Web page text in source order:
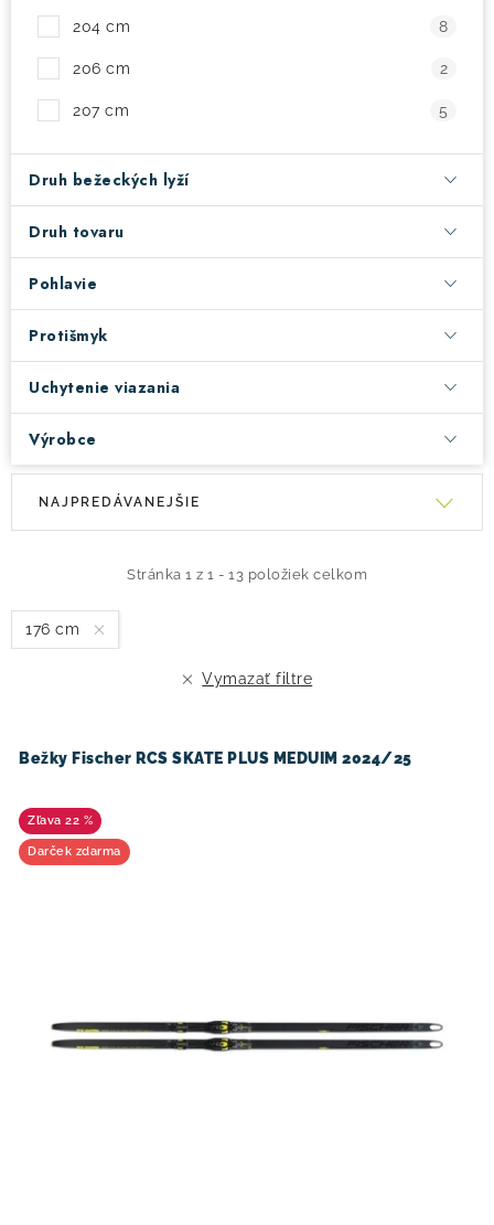
204 cm 8
206 cm 2
207 cm 5
Druh bežeckých lyží
Druh tovaru
Pohlavie
Protišmyk
Uchytenie viazania
Výrobce
V
s
p
u
t
o
Stránka 1 z 1 - 13 položiek celkom
R
n
i
o
u
k
NAJPREDÁVANEJŠIE
176 cm
Vymazať filtre
Bežky Fischer RCS SKATE PLUS MEDUIM 2024/25
22 %
Darček zdarma